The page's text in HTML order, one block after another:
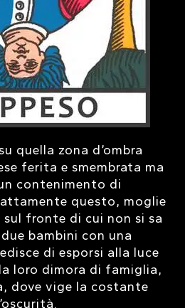
quella zona d’ombra
ferita e smembrata ma
contenimento di
questo, moglie
fronte di cui non si sa
bambini con una
di esporsi alla luce
loro dimora di famiglia,
dove vige la costante